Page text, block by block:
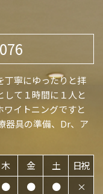
丁寧にゆったりと拝
して１時間に１人と
ワイトニングですと
器具の準備、Dr、ア
木 金 土
日祝
● ● ●
×